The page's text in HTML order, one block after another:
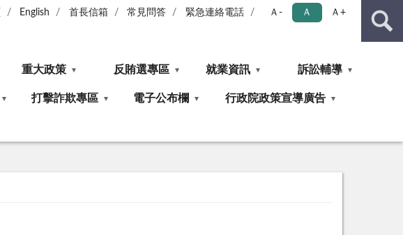
English 首長信箱 常見問答 緊急連絡電話 Ａ- Ａ Ａ+
重大政策 反賄選專區 就業資訊 訴訟輔導
打擊詐欺專區 電子公布欄 行政院政策宣導廣告